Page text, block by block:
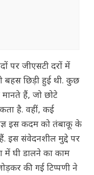
पर जीएसटी दरों में
बहस छिड़ी हुई थी. कुछ
मानते हैं, जो छोटे
है. वहीं, कई
इस कदम को तंबाकू के
इस संवेदनशील मुद्दे पर
में घी डालने का काम
की गई टिप्पणी ने